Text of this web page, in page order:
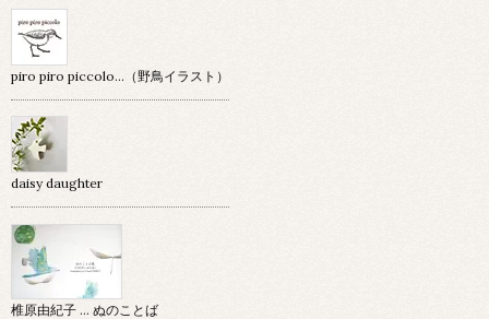
piro piro piccolo…（野鳥イラスト）
daisy daughter
椎原由紀子 ... ぬのことば